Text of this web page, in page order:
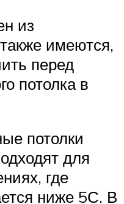
из
имеются,
перед
потолка в
потолки
для
где
ниже 5С. В